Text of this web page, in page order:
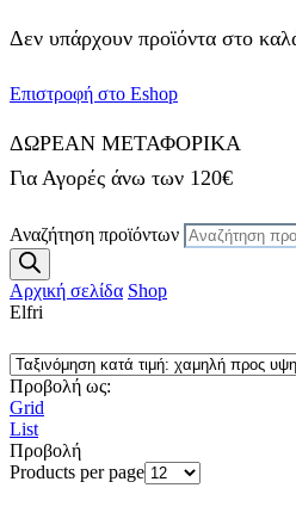
Δεν υπάρχουν προϊόντα στο
Επιστροφή στο Eshop
ΔΩΡΕΑΝ ΜΕΤΑΦΟΡΙΚΑ
Για Αγορές άνω των 120€
Αναζήτηση προϊόντων
Αρχική σελίδα Shop
Elfri
Προβολή ως:
Grid
List
Προβολή
Products per page